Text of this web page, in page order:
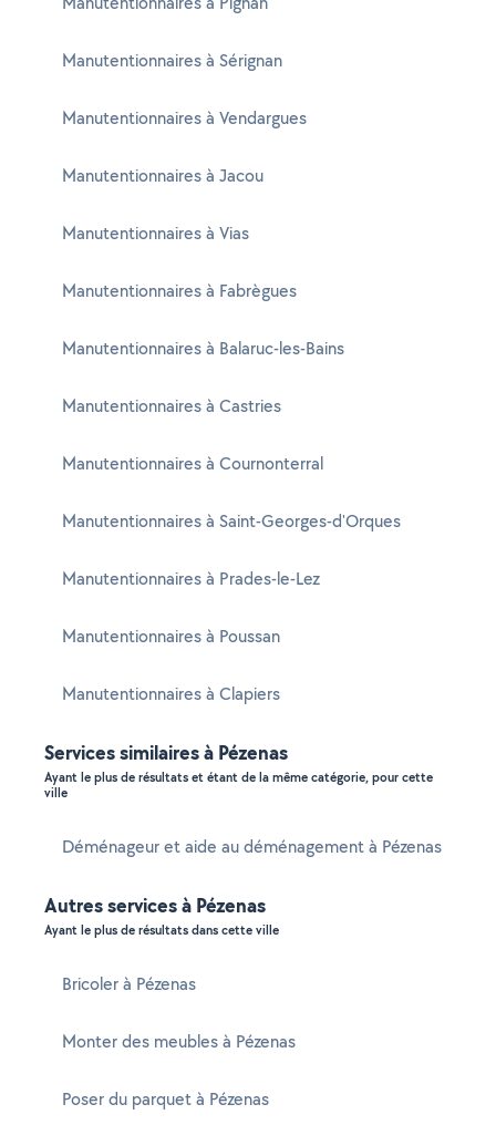
Manutentionnaires à Sérignan
Manutentionnaires à Vendargues
Manutentionnaires à Jacou
Manutentionnaires à Vias
Manutentionnaires à Fabrègues
Manutentionnaires à Balaruc-les-Bains
Manutentionnaires à Castries
Manutentionnaires à Cournonterral
Manutentionnaires à Saint-Georges-d'Orques
Manutentionnaires à Prades-le-Lez
Manutentionnaires à Poussan
Manutentionnaires à Clapiers
Services similaires à Pézenas
Ayant le plus de résultats et étant de la même catégorie, pour cette
ville
Déménageur et aide au déménagement à Pézenas
Autres services à Pézenas
Ayant le plus de résultats dans cette ville
Bricoler à Pézenas
Monter des meubles à Pézenas
Poser du parquet à Pézenas